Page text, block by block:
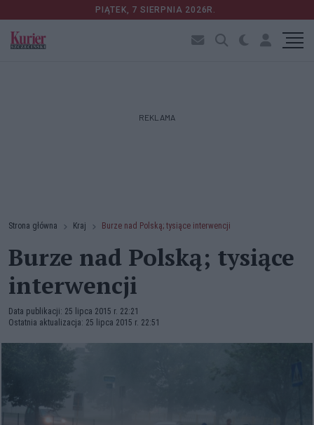
PIĄTEK, 7 SIERPNIA 2026R.
REKLAMA
Strona główna Kraj Burze nad Polską; tysiące interwencji
Burze nad Polską; tysiące
interwencji
Data publikacji: 25 lipca 2015 r. 22:21
Ostatnia aktualizacja: 25 lipca 2015 r. 22:51